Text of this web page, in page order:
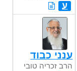
ע
ענני כבוד
הרב זכריה טובי